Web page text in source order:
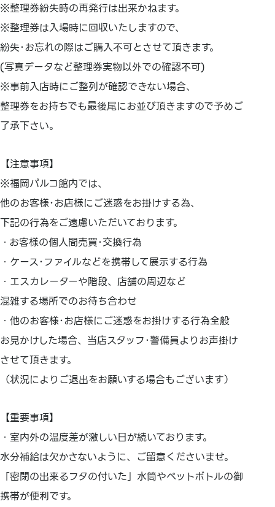
※整理券紛失時の再発行は出来かねます。
※整理券は入場時に回収いたしますので、
紛失･お忘れの際はご購入不可とさせて頂きます。
(写真データなど整理券実物以外での確認不可)
※事前入店時にご整列が確認できない場合、
整理券をお持ちでも最後尾にお並び頂きますので予めご
了承下さい。
【注意事項】
※福岡パルコ館内では、
他のお客様･お店様にご迷惑をお掛けする為、
下記の行為をご遠慮いただいております。
・お客様の個人間売買･交換行為
・ケース･ファイルなどを携帯して展示する行為
・エスカレーターや階段、店舗の周辺など
混雑する場所でのお待ち合わせ
・他のお客様･お店様にご迷惑をお掛けする行為全般
お見かけした場合、当店スタッフ･警備員よりお声掛け
させて頂きます。
（状況によりご退出をお願いする場合もございます）
【重要事項】
・室内外の温度差が激しい日が続いております。
水分補給は欠かさないように、ご留意くださいませ。
「密閉の出来るフタの付いた」水筒やペットボトルの御
携帯が便利です。